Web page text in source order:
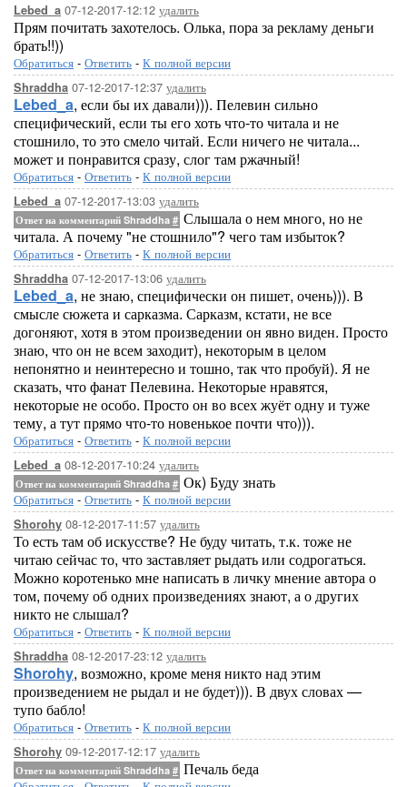
Lebed_a 07-12-2017-12:12 удалить
Прям почитать захотелось. Олька, пора за рекламу деньги
брать!!))
Обратиться - Ответить - К полной версии
Shraddha 07-12-2017-12:37 удалить
Lebed_a, если бы их давали))). Пелевин сильно
специфический, если ты его хоть что-то читала и не
стошнило, то это смело читай. Если ничего не читала...
может и понравится сразу, слог там ржачный!
Обратиться - Ответить - К полной версии
Lebed_a 07-12-2017-13:03 удалить
Ответ на комментарий Shraddha # Слышала о нем много, но не
читала. А почему "не стошнило"? чего там избыток?
Обратиться - Ответить - К полной версии
Shraddha 07-12-2017-13:06 удалить
Lebed_a, не знаю, специфически он пишет, очень))). В
смысле сюжета и сарказма. Сарказм, кстати, не все
догоняют, хотя в этом произведении он явно виден. Просто
знаю, что он не всем заходит), некоторым в целом
непонятно и неинтересно и тошно, так что пробуй). Я не
сказать, что фанат Пелевина. Некоторые нравятся,
некоторые не особо. Просто он во всех жуёт одну и туже
тему, а тут прямо что-то новенькое почти что))).
Обратиться - Ответить - К полной версии
Lebed_a 08-12-2017-10:24 удалить
Ответ на комментарий Shraddha # Ок) Буду знать
Обратиться - Ответить - К полной версии
Shorohy 08-12-2017-11:57 удалить
То есть там об искусстве? Не буду читать, т.к. тоже не
читаю сейчас то, что заставляет рыдать или содрогаться.
Можно коротенько мне написать в личку мнение автора о
том, почему об одних произведениях знают, а о других
никто не слышал?
Обратиться - Ответить - К полной версии
Shraddha 08-12-2017-23:12 удалить
Shorohy, возможно, кроме меня никто над этим
произведением не рыдал и не будет))). В двух словах —
тупо бабло!
Обратиться - Ответить - К полной версии
Shorohy 09-12-2017-12:17 удалить
Ответ на комментарий Shraddha # Печаль беда